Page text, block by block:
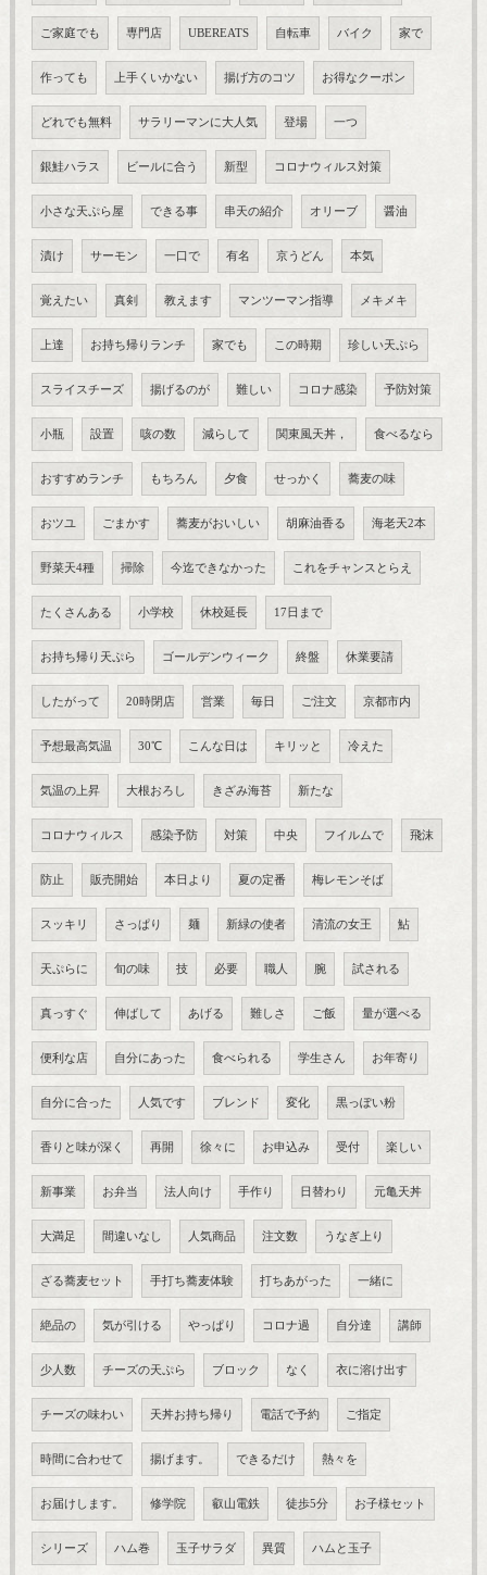
ご家庭でも 専門店 UBEREATS 自転車 バイク 家で
作っても 上手くいかない 揚げ方のコツ お得なクーポン
どれでも無料 サラリーマンに大人気 登場 一つ
銀鮭ハラス ビールに合う 新型 コロナウィルス対策
小さな天ぷら屋 できる事 串天の紹介 オリーブ 醤油
漬け サーモン 一口で 有名 京うどん 本気
覚えたい 真剣 教えます マンツーマン指導 メキメキ
上達 お持ち帰りランチ 家でも この時期 珍しい天ぷら
スライスチーズ 揚げるのが 難しい コロナ感染 予防対策
小瓶 設置 咳の数 減らして 関東風天丼， 食べるなら
おすすめランチ もちろん 夕食 せっかく 蕎麦の味
おツユ ごまかす 蕎麦がおいしい 胡麻油香る 海老天2本
野菜天4種 掃除 今迄できなかった これをチャンスとらえ
たくさんある 小学校 休校延長 17日まで
お持ち帰り天ぷら ゴールデンウィーク 終盤 休業要請
したがって 20時閉店 営業 毎日 ご注文 京都市内
予想最高気温 30℃ こんな日は キリッと 冷えた
気温の上昇 大根おろし きざみ海苔 新たな
コロナウィルス 感染予防 対策 中央 フイルムで 飛沫
防止 販売開始 本日より 夏の定番 梅レモンそば
スッキリ さっぱり 麺 新緑の使者 清流の女王 鮎
天ぷらに 旬の味 技 必要 職人 腕 試される
真っすぐ 伸ばして あげる 難しさ ご飯 量が選べる
便利な店 自分にあった 食べられる 学生さん お年寄り
自分に合った 人気です ブレンド 変化 黒っぽい粉
香りと味が深く 再開 徐々に お申込み 受付 楽しい
新事業 お弁当 法人向け 手作り 日替わり 元亀天丼
大満足 間違いなし 人気商品 注文数 うなぎ上り
ざる蕎麦セット 手打ち蕎麦体験 打ちあがった 一緒に
絶品の 気が引ける やっぱり コロナ過 自分達 講師
少人数 チーズの天ぷら ブロック なく 衣に溶け出す
チーズの味わい 天丼お持ち帰り 電話で予約 ご指定
時間に合わせて 揚げます。 できるだけ 熱々を
お届けします。 修学院 叡山電鉄 徒歩5分 お子様セット
シリーズ ハム巻 玉子サラダ 異質 ハムと玉子